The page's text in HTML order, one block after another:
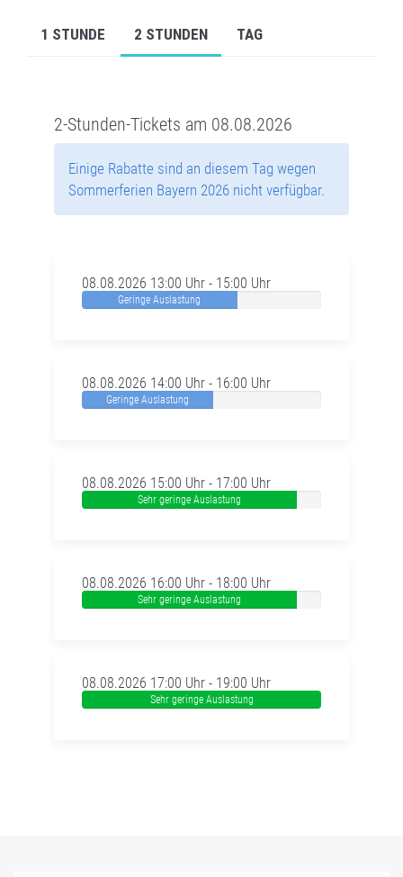
1 STUNDE 2 STUNDEN TAG
2-Stunden-Tickets am 08.08.2026
Einige Rabatte sind an diesem Tag wegen
Sommerferien Bayern 2026 nicht verfügbar.
08.08.2026 13:00 Uhr - 15:00 Uhr
Geringe Auslastung
08.08.2026 14:00 Uhr - 16:00 Uhr
Geringe Auslastung
08.08.2026 15:00 Uhr - 17:00 Uhr
Sehr geringe Auslastung
08.08.2026 16:00 Uhr - 18:00 Uhr
Sehr geringe Auslastung
08.08.2026 17:00 Uhr - 19:00 Uhr
Sehr geringe Auslastung